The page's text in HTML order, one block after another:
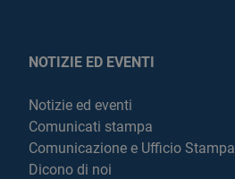
NOTIZIE ED EVENTI
Notizie ed eventi
Comunicati stampa
Comunicazione e Ufficio Stampa
Dicono di noi